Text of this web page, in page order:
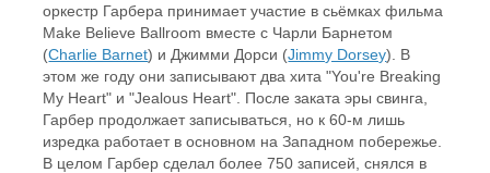
оркестр Гарбера принимает участие в сьёмках фильма
Make Believe Ballroom вместе с Чарли Барнетом
(Charlie Barnet) и Джимми Дорси (Jimmy Dorsey). В
этом же году они записывают два хита "You're Breaking
My Heart" и "Jealous Heart". После заката эры свинга,
Гарбер продолжает записываться, но к 60-м лишь
изредка работает в основном на Западном побережье.
В целом Гарбер сделал более 750 записей, снялся в